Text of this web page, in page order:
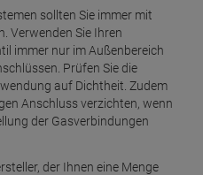
sollten Sie immer mit
Verwenden Sie Ihren
immer nur im Außenbereich
Prüfen Sie die
auf Dichtheit. Zudem
Anschluss verzichten, wenn
der Gasverbindungen
der Ihnen eine Menge